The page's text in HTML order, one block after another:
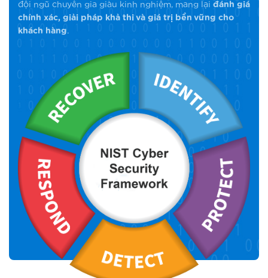
đội ngũ chuyên gia giàu kinh nghiệm, mang lại đánh giá
chính xác, giải pháp khả thi và giá trị bền vững cho
khách hàng.